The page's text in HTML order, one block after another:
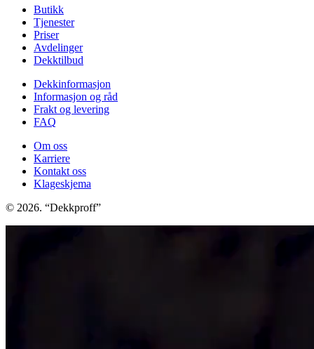
Butikk
Tjenester
Priser
Avdelinger
Dekktilbud
Dekkinformasjon
Informasjon og råd
Frakt og levering
FAQ
Om oss
Karriere
Kontakt oss
Klageskjema
© 2026. “Dekkproff”